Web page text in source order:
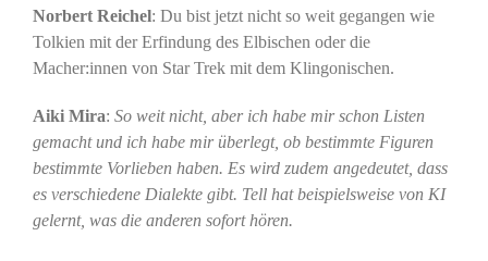
Norbert Reichel: Du bist jetzt nicht so weit gegangen wie
Tolkien mit der Erfindung des Elbischen oder die
Macher:innen von Star Trek mit dem Klingonischen.
Aiki Mira: So weit nicht, aber ich habe mir schon Listen
gemacht und ich habe mir überlegt, ob bestimmte Figuren
bestimmte Vorlieben haben. Es wird zudem angedeutet, dass
es verschiedene Dialekte gibt. Tell hat beispielsweise von KI
gelernt, was die anderen sofort hören.